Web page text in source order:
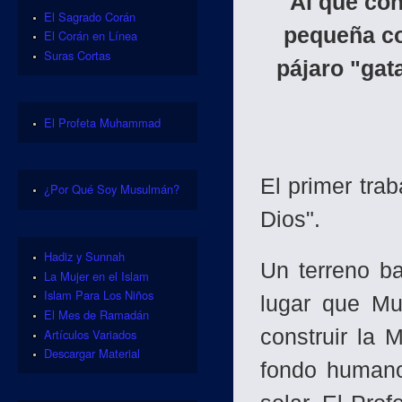
pequeña
pájaro
El primer
Dios".
Un terreno
lugar que
construir la
fondo
El Sagrado Corán
El Corán en Línea
Suras Cortas
El Profeta Muhammad
¿Por Qué Soy Musulmán?
Hadiz y Sunnah
La Mujer en el Islam
Islam Para Los Niños
El Mes de Ramadán
Artículos Variados
Descargar Material